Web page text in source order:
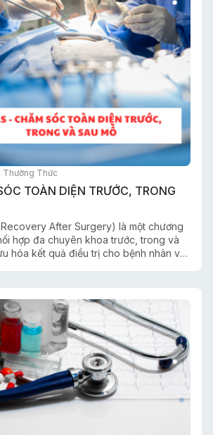
Thường Thức
TOÀN DIỆN TRƯỚC, TRONG
Recovery After Surgery) là một chương
hợp đa chuyên khoa trước, trong và
hóa kết quả điều trị cho bệnh nhân và
và xuất bản quy trình đồng thuận
nhân phẫu thuật đại trực tràng. Từ đó
đã được áp dụng và nhân rộng tại
phần tích cực vào kết quả điều trị.